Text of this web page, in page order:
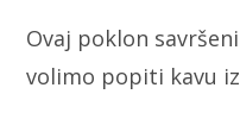
Ovaj poklon
volimo popiti kavu